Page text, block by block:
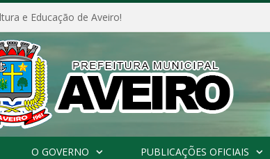
e Educação de Aveiro!
O GOVERNO PUBLICAÇÕES OFICIAIS